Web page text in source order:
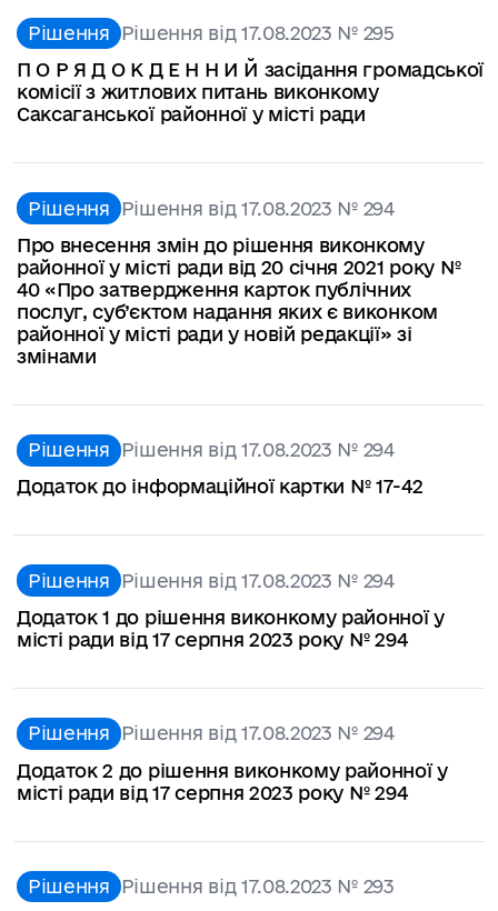
Рішення Рішення від 17.08.2023 № 295
П О Р Я Д О К Д Е Н Н И Й засідання громадської
комісії з житлових питань виконкому
Саксаганської районної у місті ради
Рішення Рішення від 17.08.2023 № 294
Про внесення змін до рішення виконкому
районної у місті ради від 20 січня 2021 року №
40 «Про затвердження карток публічних
послуг, суб’єктом надання яких є виконком
районної у місті ради у новій редакції» зі
змінами
Рішення Рішення від 17.08.2023 № 294
Додаток до інформаційної картки № 17-42
Рішення Рішення від 17.08.2023 № 294
Додаток 1 до рішення виконкому районної у
місті ради від 17 серпня 2023 року № 294
Рішення Рішення від 17.08.2023 № 294
Додаток 2 до рішення виконкому районної у
місті ради від 17 серпня 2023 року № 294
Рішення Рішення від 17.08.2023 № 293